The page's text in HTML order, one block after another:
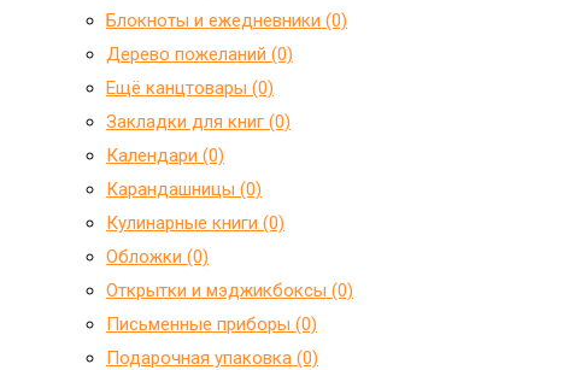
Блокноты и ежедневники (0)
Дерево пожеланий (0)
Ещё канцтовары (0)
Закладки для книг (0)
Календари (0)
Карандашницы (0)
Кулинарные книги (0)
Обложки (0)
Открытки и мэджикбоксы (0)
Письменные приборы (0)
Подарочная упаковка (0)